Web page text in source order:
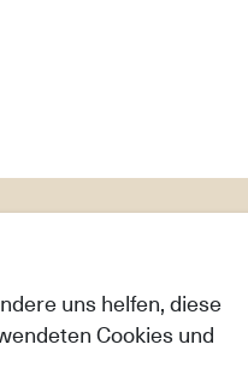
unsuns helfen, diese
Cookies und